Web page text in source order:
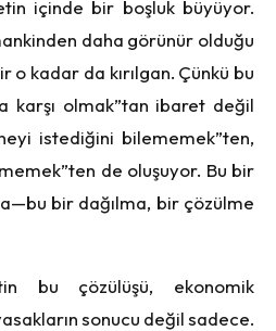
içinde bir boşluk büyüyor.
daha görünür olduğu
kadar da kırılgan. Çünkü bu
karşı olmak”tan ibaret değil
istediğini bilememek”ten,
de oluşuyor. Bu bir
bir dağılma, bir çözülme
bu çözülüşü, ekonomik
sonucu değil sadece.